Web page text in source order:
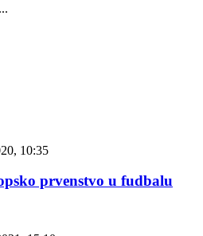
10:35
prvenstvo u fudbalu